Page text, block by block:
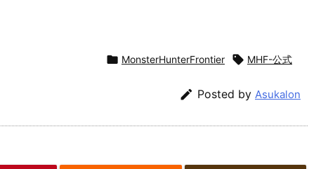
 MonsterHunterFrontier  MHF-公式
 Posted by Asukalon